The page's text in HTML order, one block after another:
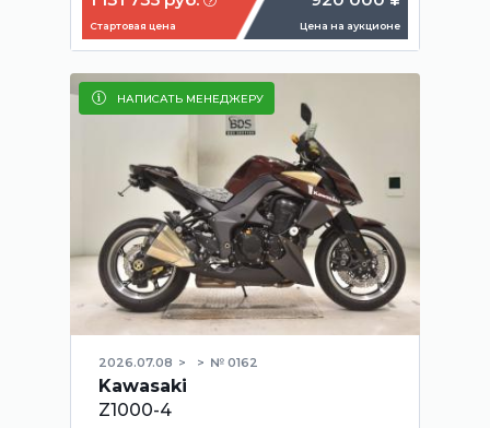
Стартовая цена Цена на аукционе
НАПИСАТЬ МЕНЕДЖЕРУ
2026.07.08 № 0162
Kawasaki
Z1000-4